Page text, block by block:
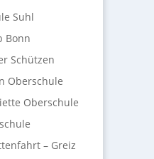
Suhl
Bonn
Schützen
Oberschule
Oberschule
– Greiz